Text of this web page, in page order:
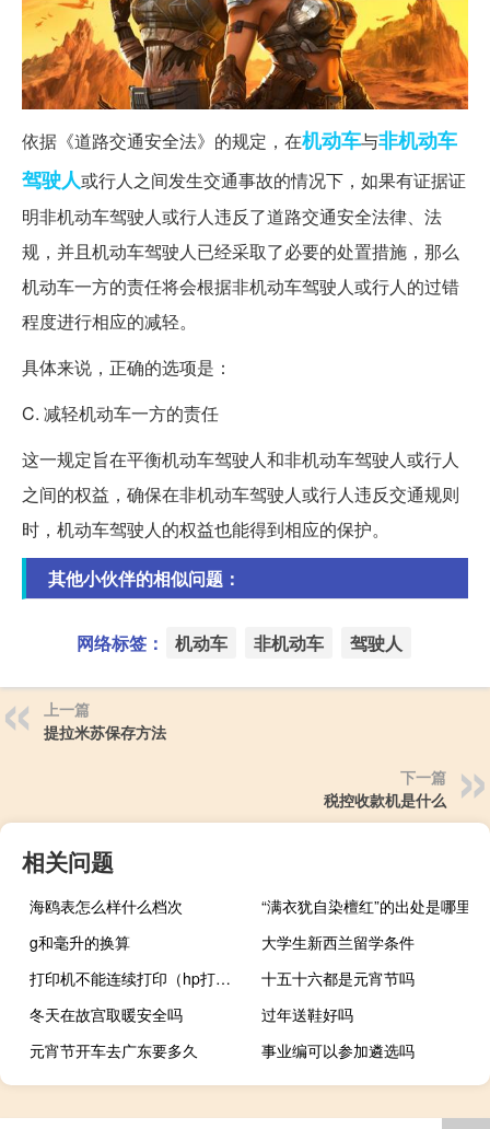
依据《道路交通安全法》的规定，在机动车与非机动车
驾驶人或行人之间发生交通事故的情况下，如果有证据证
明非机动车驾驶人或行人违反了道路交通安全法律、法
规，并且机动车驾驶人已经采取了必要的处置措施，那么
机动车一方的责任将会根据非机动车驾驶人或行人的过错
程度进行相应的减轻。
具体来说，正确的选项是：
C. 减轻机动车一方的责任
这一规定旨在平衡机动车驾驶人和非机动车驾驶人或行人
之间的权益，确保在非机动车驾驶人或行人违反交通规则
时，机动车驾驶人的权益也能得到相应的保护。
其他小伙伴的相似问题：
网络标签： 机动车 非机动车 驾驶人
上一篇
提拉米苏保存方法
下一篇
税控收款机是什么
相关问题
海鸥表怎么样什么档次
“满衣犹自染檀红”的出处是哪里
g和毫升的换算
大学生新西兰留学条件
打印机不能连续打印（hp打印机无法连续打印）
十五十六都是元宵节吗
冬天在故宫取暖安全吗
过年送鞋好吗
元宵节开车去广东要多久
事业编可以参加遴选吗